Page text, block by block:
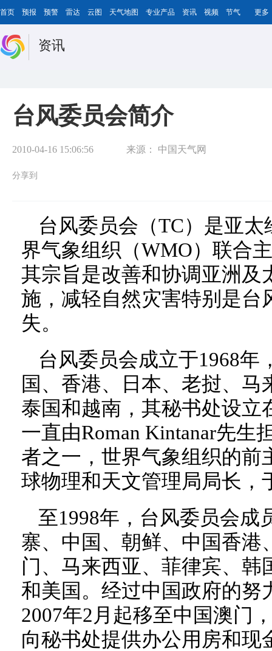
首页 预报 预警 雷达 云图 天气地图 专业产品 资讯 视频 节气 更多
资讯
台风委员会简介
2010-04-16 15:06:56 来源： 中国天气网
分享到
台风委员会（TC）是亚太
界气象组织（WMO）联合
其宗旨是改善和协调亚洲及
施，减轻自然灾害特别是台
失。
台风委员会成立于1968年
国、香港、日本、老挝、
泰国和越南，其秘书处设立
一直由Roman Kintanar先生
者之一，世界气象组织的前
球物理和天文管理局局长，
至1998年，台风委员会成
寨、中国、朝鲜、中国香港
门、马来西亚、菲律宾、韩
和美国。经过中国政府的努
2007年2月起移至中国澳门
向秘书处提供办公用房和现